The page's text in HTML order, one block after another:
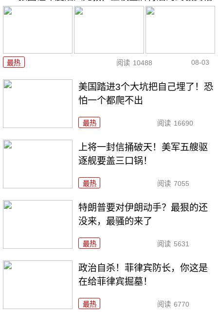
最热 阅读 10488 08-03
美国踏进3个大坑把自己埋了！恐
怕一个都爬不出
最热 阅读 16690
上将一封信捅破天！美军五艘驱
逐舰要盖三口锅！
最热 阅读 7055
特朗普要对伊朗动手？最狠的还
没来，最骚的来了
最热 阅读 5631
政治自杀！菲律宾防长，你这是
在给菲律宾掘墓！
最热 阅读 6770